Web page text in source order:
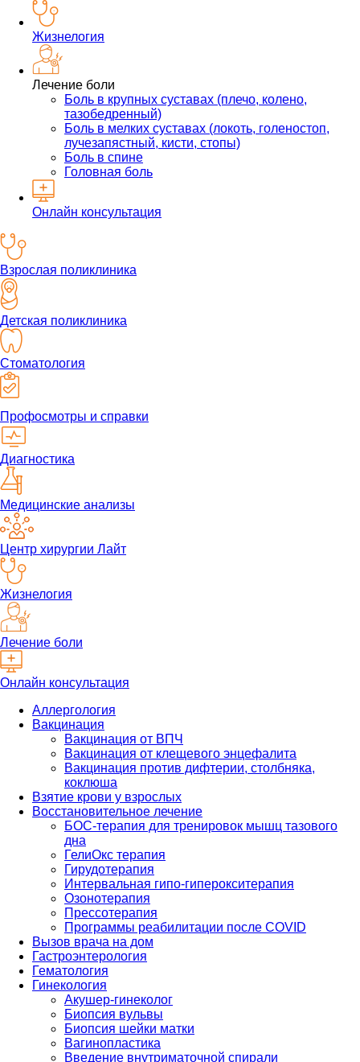
Жизнелогия
Лечение боли
Боль в крупных суставах (плечо, колено,
тазобедренный)
Боль в мелких суставах (локоть, голеностоп,
лучезапястный, кисти, стопы)
Боль в спине
Головная боль
Онлайн консультация
Взрослая поликлиника
Детская поликлиника
Стоматология
Профосмотры и справки
Диагностика
Медицинские анализы
Центр хирургии Лайт
Жизнелогия
Лечение боли
Онлайн консультация
Аллергология
Вакцинация
Вакцинация от ВПЧ
Вакцинация от клещевого энцефалита
Вакцинация против дифтерии, столбняка,
коклюша
Взятие крови у взрослых
Восстановительное лечение
БОС-терапия для тренировок мышц тазового
дна
ГелиОкс терапия
Гирудотерапия
Интервальная гипо-гиперокситерапия
Озонотерапия
Прессотерапия
Программы реабилитации после СOVID
Вызов врача на дом
Гастроэнтерология
Гематология
Гинекология
Акушер-гинеколог
Биопсия вульвы
Биопсия шейки матки
Вагинопластика
Введение внутриматочной спирали